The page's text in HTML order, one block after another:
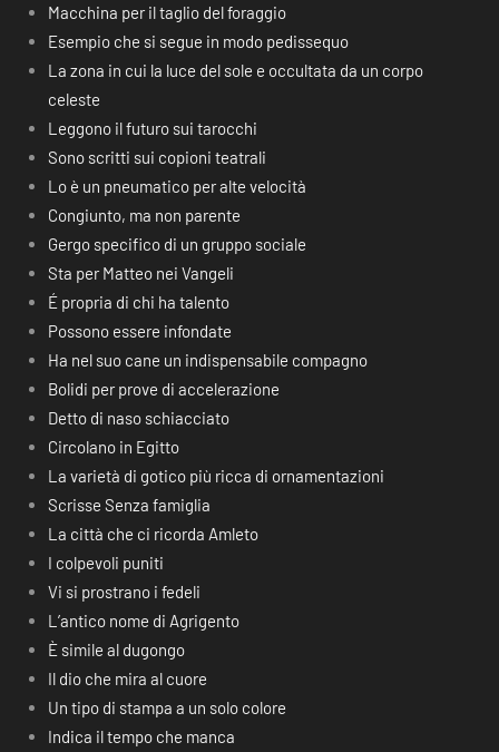
Macchina per il taglio del foraggio
Esempio che si segue in modo pedissequo
La zona in cui la luce del sole e occultata da un corpo
celeste
Leggono il futuro sui tarocchi
Sono scritti sui copioni teatrali
Lo è un pneumatico per alte velocità
Congiunto, ma non parente
Gergo specifico di un gruppo sociale
Sta per Matteo nei Vangeli
É propria di chi ha talento
Possono essere infondate
Ha nel suo cane un indispensabile compagno
Bolidi per prove di accelerazione
Detto di naso schiacciato
Circolano in Egitto
La varietà di gotico più ricca di ornamentazioni
Scrisse Senza famiglia
La città che ci ricorda Amleto
I colpevoli puniti
Vi si prostrano i fedeli
L’antico nome di Agrigento
È simile al dugongo
Il dio che mira al cuore
Un tipo di stampa a un solo colore
Indica il tempo che manca